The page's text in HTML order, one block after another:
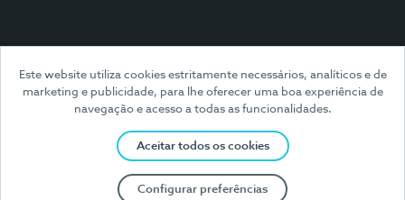
Este website utiliza cookies estritamente necessários, analíticos e de
marketing e publicidade, para lhe oferecer uma boa experiência de
navegação e acesso a todas as funcionalidades.
Aceitar todos os cookies
Configurar preferências